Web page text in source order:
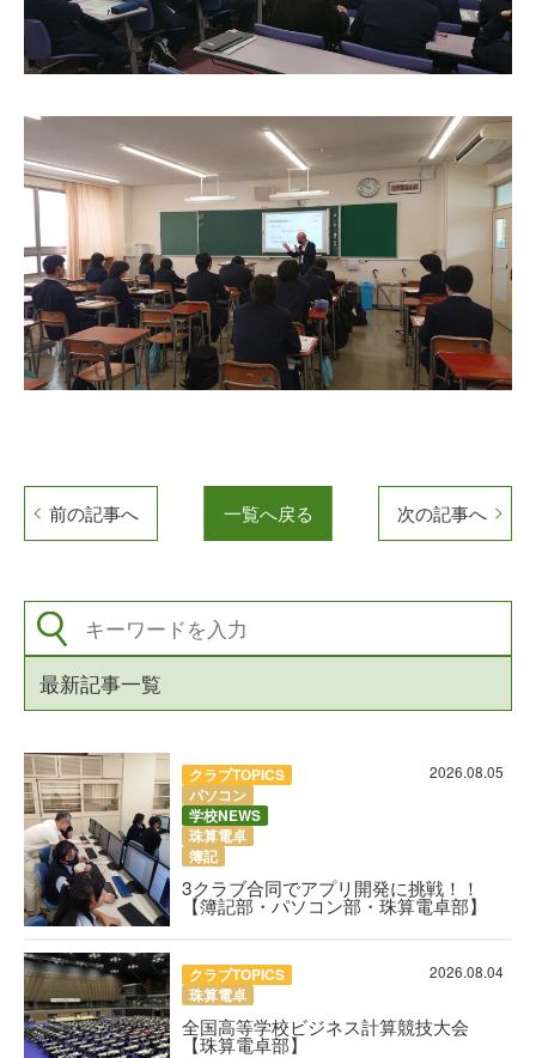
前の記事へ 一覧へ戻る 次の記事へ
最新記事一覧
クラブTOPICS
パソコン
学校NEWS
珠算電卓
簿記
2026.08.05
3クラブ合同でアプリ開発に挑戦！！
【簿記部・パソコン部・珠算電卓部】
クラブTOPICS
珠算電卓
2026.08.04
全国高等学校ビジネス計算競技大会
【珠算電卓部】